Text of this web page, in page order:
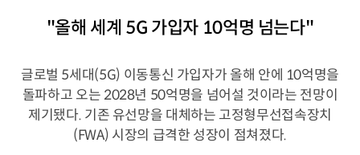
"올해 세계 5G 가입자 10억명 넘는다"
글로벌 5세대(5G) 이동통신 가입자가 올해 안에 10억명을
돌파하고 오는 2028년 50억명을 넘어설 것이라는 전망이
제기됐다. 기존 유선망을 대체하는 고정형무선접속장치
(FWA) 시장의 급격한 성장이 점쳐졌다.